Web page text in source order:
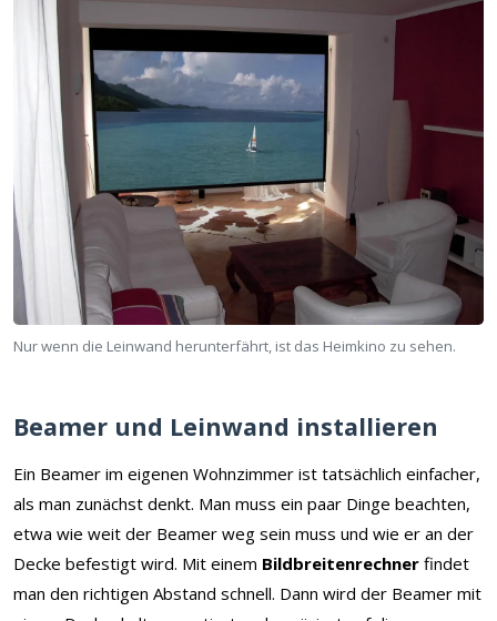
Nur wenn die Leinwand herunterfährt, ist das Heimkino zu sehen.
Beamer und Leinwand installieren
Ein Beamer im eigenen Wohnzimmer ist tatsächlich einfacher,
als man zunächst denkt. Man muss ein paar Dinge beachten,
etwa wie weit der Beamer weg sein muss und wie er an der
Decke befestigt wird. Mit einem Bildbreitenrechner findet
man den richtigen Abstand schnell. Dann wird der Beamer mit